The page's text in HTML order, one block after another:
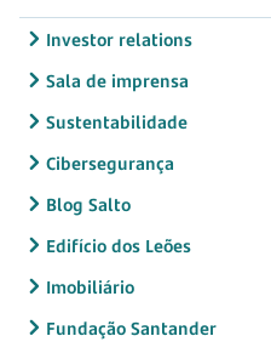
Investor relations
Sala de imprensa
Sustentabilidade
Cibersegurança
Blog Salto
Edifício dos Leões
Imobiliário
Fundação Santander